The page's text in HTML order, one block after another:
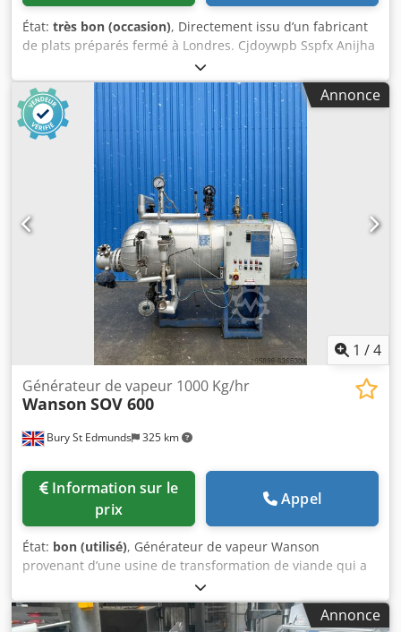
État: très bon (occasion), Directement issu d’un fabricant
de plats préparés fermé à Londres. Cjdoywpb Sspfx Anijha
Annonce
1 /4
Bury St Edmunds 325 km
Générateur de vapeur 1000 Kg/hr
Wanson SOV 600
prix
Appel
État: bon (utilisé), Générateur de vapeur Wanson
provenant d’une usine de transformation de viande qui a
fermé ses portes en 2016. Puissance : 698 kW. Des
informations complémentaires figurent sur les plaques
illustrées sur les photographies. Chodpfxji Uli Es AnioaAnnonce